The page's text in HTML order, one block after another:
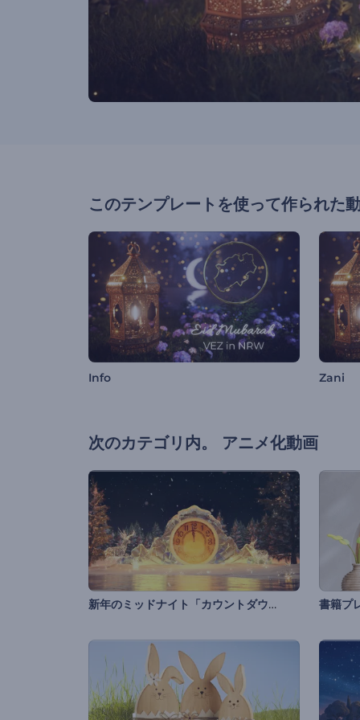
このテンプレートを使って作られた
Info Zani
次のカテゴリ内。 アニメ化動画
新年のミッドナイト「カウントダウン」 書籍プ